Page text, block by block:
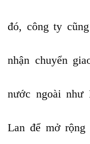
đó, công ty
nhận chuyển
nước ngoài như
Lan để mở rộng